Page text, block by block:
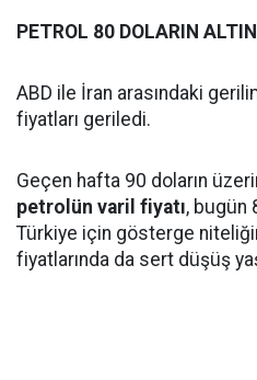
PETROL 80 DOLARIN
ABD ile İran arasındaki
fiyatları geriledi.
Geçen hafta 90 doların
petrolün varil fiyatı, bugün
Türkiye için gösterge
fiyatlarında da sert düşüş